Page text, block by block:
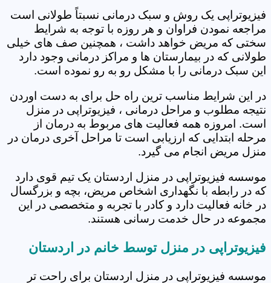
فیزیوتراپی یک روش و سبک درمانی نسبتاً طولانی است
مراجعه نمودن فراوان و هر روزه با توجه به شرایط
سختی که مریض خواهد داشت ، همچنین صف های خیلی
طولانی که در بیمارستان ها و مراکز درمانی وجود دارد
این سبک درمانی را با مشکل رو به رو نموده است.
در این شرایط مناسب ترین راه حل برای به دست اوردن
نتیجه مطلوب و مراحل درمانی ، فیزیوتراپی در منزل
است. امروزه همه فعالیت های مربوط به درمان از
مرحله ابتدایی که ارزیابی است تا مراحل آخری درمان در
منزل مریض انجام می گیرد.
موسسه فیزیوتراپی در منزل اردستان یک تیم قوی دارد
که در رابطه با نگهداری اشخاص مریض، بچه و بزرگسال
در خانه فعالیت دارد و کادر با تجربه و متخصصی در این
مجموعه در حال خدمت رسانی هستند.
فیزیوتراپی در منزل توسط خانم در اردستان
موسسه فیزیوتراپی در منزل اردستان برای راحت تر